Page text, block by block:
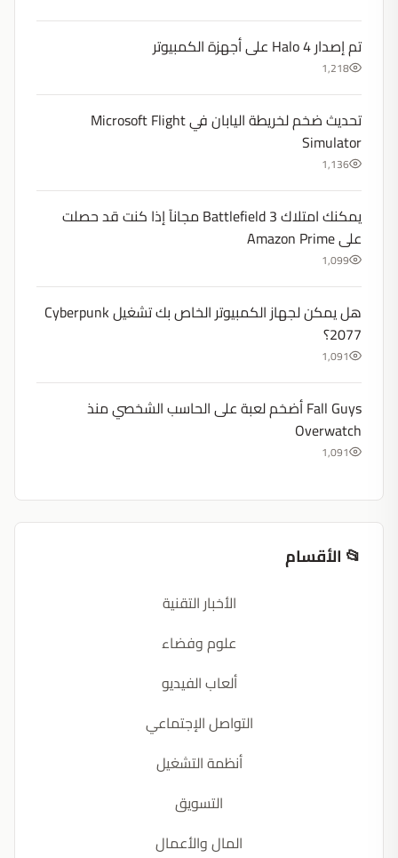
تم إصدار Halo 4 على أجهزة الكمبيوتر
1,218
تحديث ضخم لخريطة اليابان في Microsoft Flight
Simulator
1,136
يمكنك امتلاك Battlefield 3 مجانآ إذا كنت قد حصلت
على Amazon Prime
1,099
هل يمكن لجهاز الكمبيوتر الخاص بك تشغيل Cyberpunk
2077؟
1,091
Fall Guys أضخم لعبة على الحاسب الشخصي منذ
Overwatch
1,091
📂 الأقسام
الأخبار التقنية
علوم وفضاء
ألعاب الفيديو
التواصل الإجتماعي
أنظمة التشغيل
التسويق
المال والأعمال